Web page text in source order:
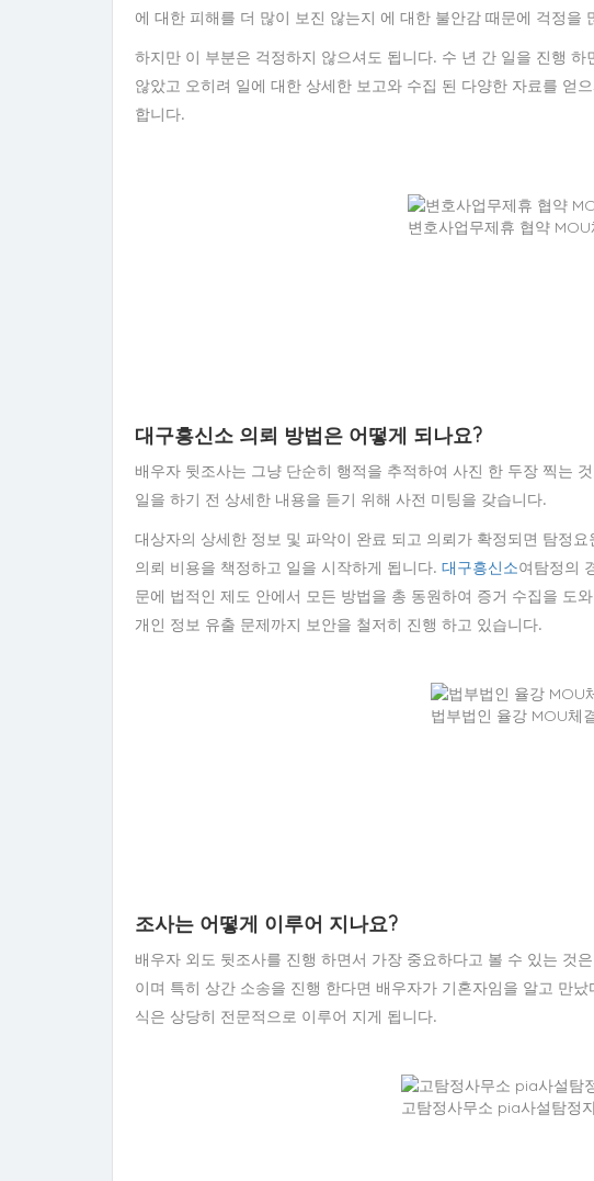
에 대한 피해를 더 많이 보진 않는지 에 대한 불안감 때문에 걱정을
하지만 이 부분은 걱정하지 않으셔도 됩니다. 수 년 간 일을 진행
않았고 오히려 일에 대한 상세한 보고와 수집 된 다양한 자료를 얻
합니다.
변호사업무제휴 협약 MOU
대구흥신소 의뢰 방법은 어떻게 되나요?
배우자 뒷조사는 그냥 단순히 행적을 추적하여 사진 한 두장 찍는
일을 하기 전 상세한 내용을 듣기 위해 사전 미팅을 갖습니다.
대상자의 상세한 정보 및 파악이 완료 되고 의뢰가 확정되면 탐정
의뢰 비용을 책정하고 일을 시작하게 됩니다. 대구흥신소여탐정의
문에 법적인 제도 안에서 모든 방법을 총 동원하여 증거 수집을 도
개인 정보 유출 문제까지 보안을 철저히 진행 하고 있습니다.
법부법인 율강 MOU체
조사는 어떻게 이루어 지나요?
배우자 외도 뒷조사를 진행 하면서 가장 중요하다고 볼 수 있는 것
이며 특히 상간 소송을 진행 한다면 배우자가 기혼자임을 알고 만
식은 상당히 전문적으로 이루어 지게 됩니다.
고탐정사무소 pia사설탐정